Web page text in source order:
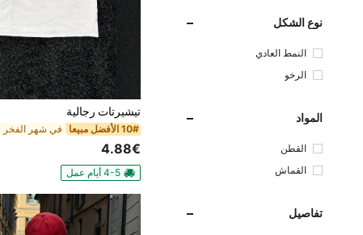
نوع الشكل
النمط العادي
الرخو
المواد
القطن
القماش
تفاصيل
تيشيرتات رجالية
10# الأفضل مبيعا
4.88€
4-5 أيام عمل